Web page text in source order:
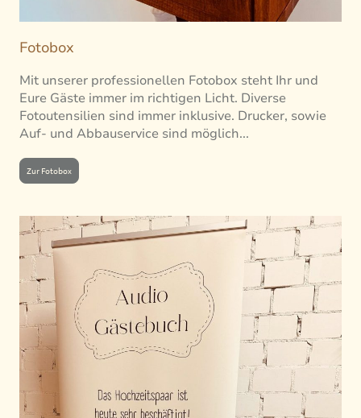
Fotobox
Mit unserer professionellen Fotobox steht Ihr und
Eure Gäste immer im richtigen Licht. Diverse
Fotoutensilien sind immer inklusive. Drucker, sowie
Auf- und Abbauservice sind möglich...
Zur Fotobox